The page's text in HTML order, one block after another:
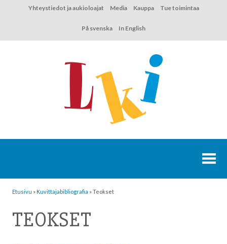
Yhteystiedot ja aukioloajat Media Kauppa Tue toimintaa
På svenska In English
Etusivu »Kuvittaja­bibliografia »Teokset
TEOKSET